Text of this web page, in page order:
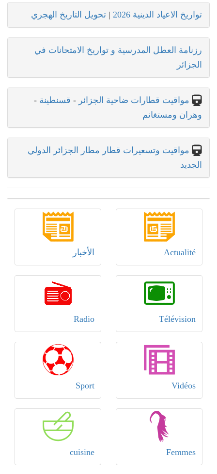
تواريخ الاعياد الدينية 2026 | تحويل التاريخ الهجري
رزنامة العطل المدرسية و تواريخ الامتحانات في
الجزائر
مواقيت قطارات ضاحية الجزائر - قسنطينة -
وهران ومستغانم
مواقيت وتسعيرات قطار مطار الجزائر الدولي
الجديد
Actualité الأخبار
Télévision
Radio
Vidéos
Sport
Femmes
cuisine